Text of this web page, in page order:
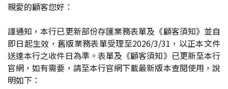
親愛的顧客您好：
謹通知，本行已更新部份存匯業務表單及《顧客須知》並自
即日起生效，舊版業務表單受理至2026/3/31，以正本文件
送達本行之收件日為準。表單及《顧客須知》已更新至本行
官網，如有需要，請至本行官網下載最新版本查閱使用，說
明如下：